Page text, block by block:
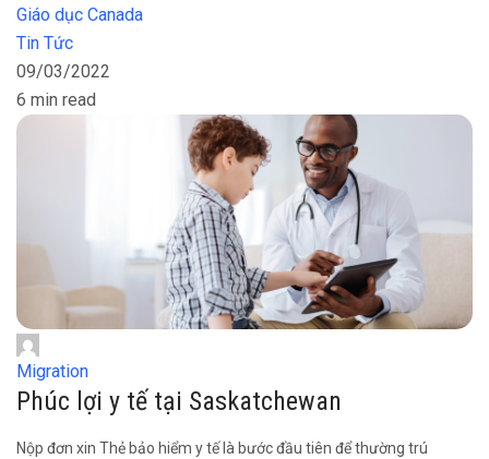
Giáo dục Canada
Tin Tức
09/03/2022
6 min read
Migration
Phúc lợi y tế tại Saskatchewan
Nộp đơn xin Thẻ bảo hiểm y tế là bước đầu tiên để thường trú